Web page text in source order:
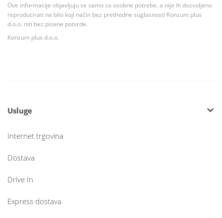
Ove informacije objavljuju se samo za osobne potrebe, a nije ih dozvoljeno
reproducirati na bilo koji način bez prethodne suglasnosti Konzum plus
d.o.o. niti bez pisane potvrde.
Konzum plus d.o.o.
Usluge
Internet trgovina
Dostava
Drive In
Express dostava